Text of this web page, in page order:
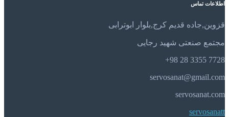
اطلاعات تماس
قزوین,جاده قدیم کرج,بلوار ابوترابی
مجتمع صنعتی شهید رجایی
7728 3355 28 98+
servosanat@gmail.com
servosanat.com
servosanatt